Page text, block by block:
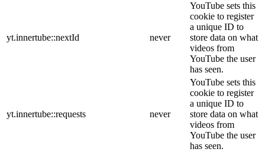
yt.innertube::nextId never
YouTube sets this
cookie to register
a unique ID to
store data on what
videos from
YouTube the user
has seen.
yt.innertube::requests never
YouTube sets this
cookie to register
a unique ID to
store data on what
videos from
YouTube the user
has seen.